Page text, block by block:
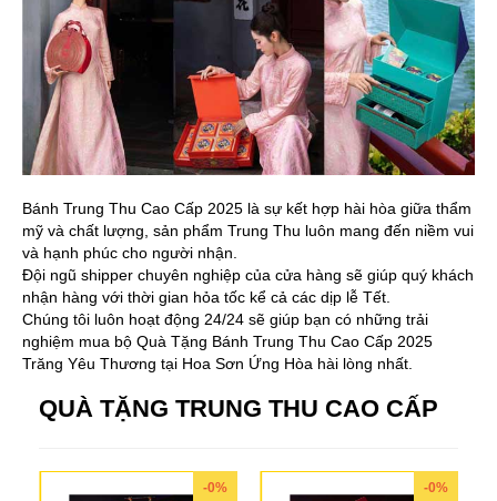
Bánh Trung Thu Cao Cấp 2025 là sự kết hợp hài hòa giữa thẩm
mỹ và chất lượng, sản phẩm Trung Thu luôn mang đến niềm vui
và hạnh phúc cho người nhận.
Đội ngũ shipper chuyên nghiệp của cửa hàng sẽ giúp quý khách
nhận hàng với thời gian hỏa tốc kể cả các dịp lễ Tết.
Chúng tôi luôn hoạt động 24/24 sẽ giúp bạn có những trải
nghiệm mua bộ Quà Tặng Bánh Trung Thu Cao Cấp 2025
Trăng Yêu Thương tại Hoa Sơn Ứng Hòa hài lòng nhất.
QUÀ TẶNG TRUNG THU CAO CẤP
-0% -0%